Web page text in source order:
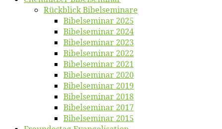
Rück­blick Bibelseminare
Bi­bel­se­mi­nar 2025
Bi­bel­se­mi­nar 2024
Bi­bel­se­mi­nar 2023
Bi­bel­se­mi­nar 2022
Bi­bel­se­mi­nar 2021
Bi­bel­se­mi­nar 2020
Bi­bel­se­mi­nar 2019
Bi­bel­se­mi­nar 2018
Bibelsemi­nar 2017
Bibelsemi­nar 2015